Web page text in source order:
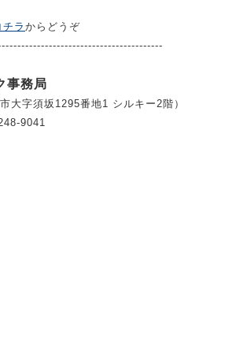
チラ からどうぞ
事務局
大字須坂1295番地1 シルキー2階）
9041